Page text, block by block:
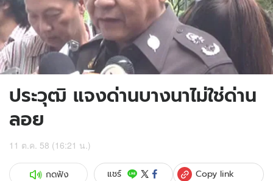
ประวุฒิ แจงด่านบางนาไม่ใช่ด่าน
ลอย
11 ต.ค. 58 (16:21 น.)
กดฟัง แชร์ Copy link